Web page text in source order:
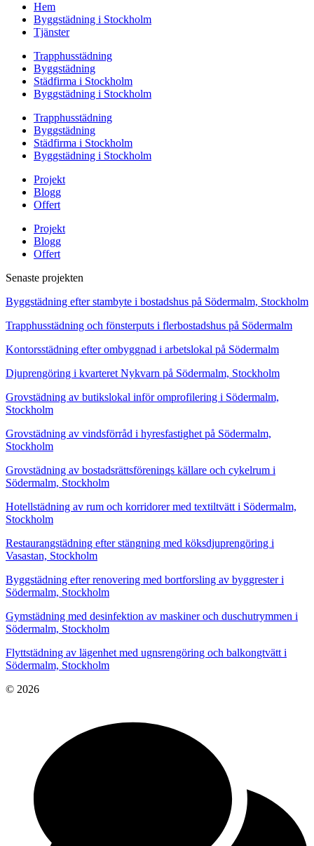
Hem
Byggstädning i Stockholm
Tjänster
Trapphusstädning
Byggstädning
Städfirma i Stockholm
Byggstädning i Stockholm
Trapphusstädning
Byggstädning
Städfirma i Stockholm
Byggstädning i Stockholm
Projekt
Blogg
Offert
Projekt
Blogg
Offert
Senaste projekten
Byggstädning efter stambyte i bostadshus på Södermalm, Stockholm
Trapphusstädning och fönsterputs i flerbostadshus på Södermalm
Kontorsstädning efter ombyggnad i arbetslokal på Södermalm
Djuprengöring i kvarteret Nykvarn på Södermalm, Stockholm
Grovstädning av butikslokal inför omprofilering i Södermalm,
Stockholm
Grovstädning av vindsförråd i hyresfastighet på Södermalm,
Stockholm
Grovstädning av bostadsrättsförenings källare och cykelrum i
Södermalm, Stockholm
Hotellstädning av rum och korridorer med textiltvätt i Södermalm,
Stockholm
Restaurangstädning efter stängning med köksdjuprengöring i
Vasastan, Stockholm
Byggstädning efter renovering med bortforsling av byggrester i
Södermalm, Stockholm
Gymstädning med desinfektion av maskiner och duschutrymmen i
Södermalm, Stockholm
Flyttstädning av lägenhet med ugnsrengöring och balkongtvätt i
Södermalm, Stockholm
© 2026